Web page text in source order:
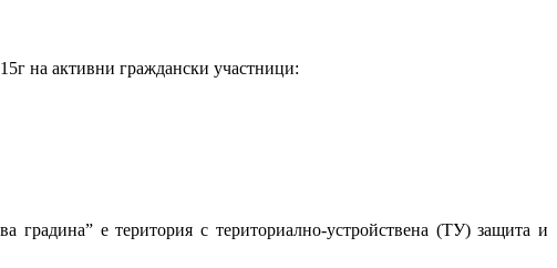
на активни граждански участници:
градина” е територия с териториално-устройствена (ТУ) защита и